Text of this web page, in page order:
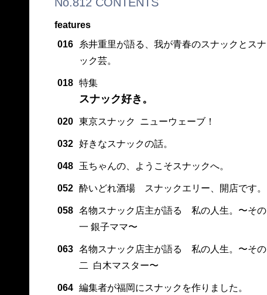
features
016
糸井重里が語る、我が青春のスナックとスナ
ック芸。
018 特集
スナック好き。
020 東京スナック ニューウェーブ！
032 好きなスナックの話。
048 玉ちゃんの、ようこそスナックへ。
052 酔いどれ酒場 スナックエリー、開店です。
058
名物スナック店主が語る 私の人生。〜その
一 銀子ママ〜
063
名物スナック店主が語る 私の人生。〜その
二 白木マスター〜
064 編集者が福岡にスナックを作りました。